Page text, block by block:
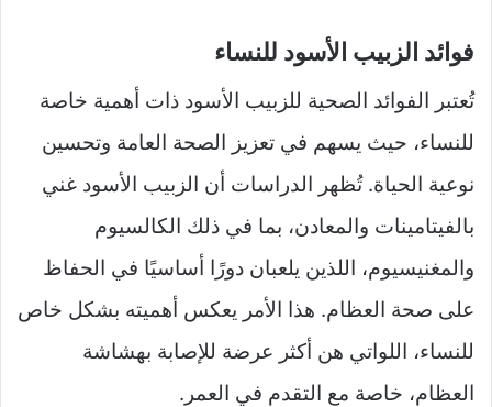
فوائد الزبيب الأسود للنساء
تُعتبر الفوائد الصحية للزبيب الأسود ذات أهمية خاصة
للنساء، حيث يسهم في تعزيز الصحة العامة وتحسين
نوعية الحياة. تُظهر الدراسات أن الزبيب الأسود غني
بالفيتامينات والمعادن، بما في ذلك الكالسيوم
والمغنيسيوم، اللذين يلعبان دورًا أساسيًا في الحفاظ
على صحة العظام. هذا الأمر يعكس أهميته بشكل خاص
للنساء، اللواتي هن أكثر عرضة للإصابة بهشاشة
العظام، خاصة مع التقدم في العمر.